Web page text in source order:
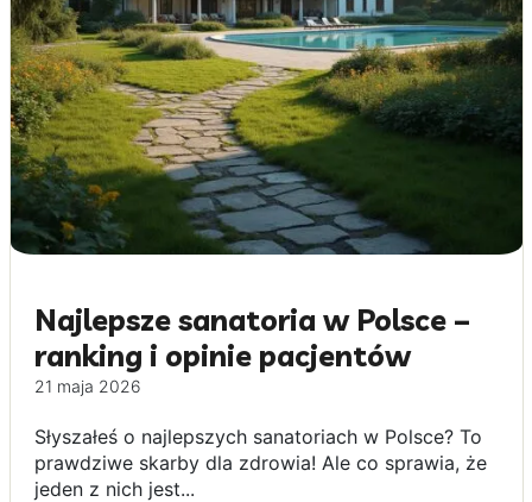
Najlepsze sanatoria w Polsce –
ranking i opinie pacjentów
21 maja 2026
Słyszałeś o najlepszych sanatoriach w Polsce? To
prawdziwe skarby dla zdrowia! Ale co sprawia, że
jeden z nich jest...